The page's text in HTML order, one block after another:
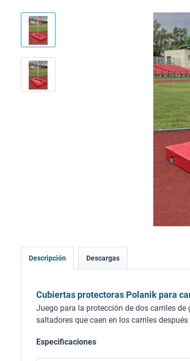
Descripción Descargas
Cubiertas protectoras Polanik para
Juego para la protección de dos carriles
saltadores que caen en los carriles
Especificaciones